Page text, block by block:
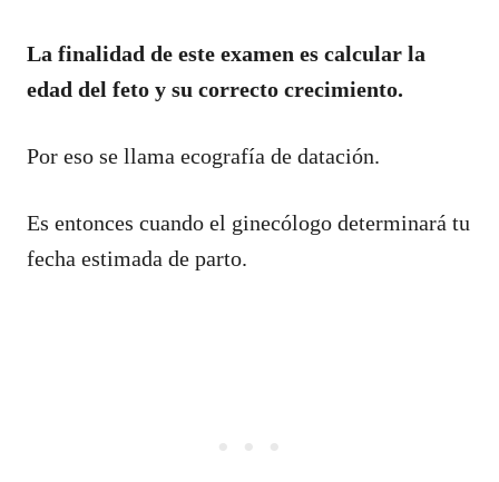
La finalidad de este examen es calcular la
edad del feto y su correcto crecimiento.
Por eso se llama ecografía de datación.
Es entonces cuando el ginecólogo determinará tu
fecha estimada de parto.